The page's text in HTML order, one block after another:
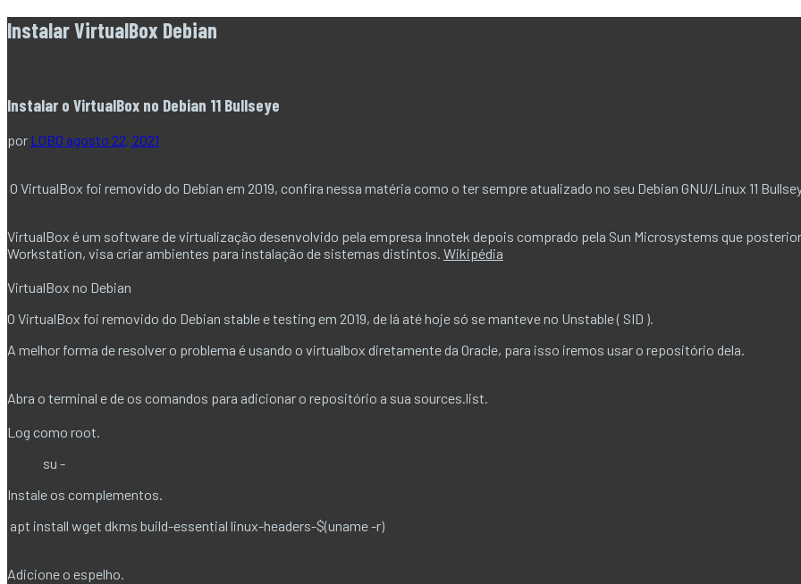
Instalar VirtualBox Debian
Instalar o VirtualBox no Debian 11 Bullseye
por LOBO agosto 22, 2021
O VirtualBox foi removido do Debian em 2019, confira nessa matéria como o ter sempre atualizado no seu Debian GNU/Linux 11
VirtualBox é um software de virtualização desenvolvido pela empresa Innotek depois comprado pela Sun Microsystems que
Workstation, visa criar ambientes para instalação de sistemas distintos. Wikipédia
VirtualBox no Debian
O VirtualBox foi removido do Debian stable e testing em 2019, de lá até hoje só se manteve no Unstable ( SID ).
A melhor forma de resolver o problema é usando o virtualbox diretamente da Oracle, para isso iremos usar o repositório dela.
Abra o terminal e de os comandos para adicionar o repositório a sua sources.list.
Log como root.
su -
Instale os complementos.
apt install wget dkms build-essential linux-headers-$(uname -r)
Adicione o espelho.